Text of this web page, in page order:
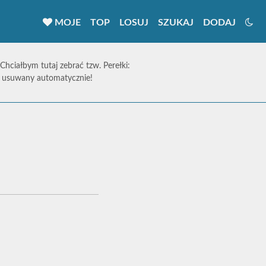
MOJE TOP LOSUJ SZUKAJ DODAJ
tutaj zebrać tzw. Perełki:
usuwany automatycznie!